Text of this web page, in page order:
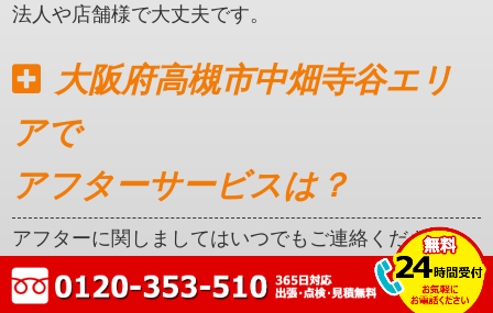
法人や店舗様で大丈夫です。
大阪府高槻市中畑寺谷エリ
アで
アフターサービスは？
アフターに関しましてはいつでもご連絡ください。
クレカ対応はしているか？